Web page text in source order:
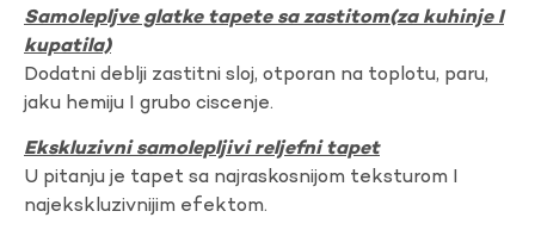
Samolepljve glatke tapete sa zastitom(za kuhinje I
kupatila)
Dodatni deblji zastitni sloj, otporan na toplotu, paru,
jaku hemiju I grubo ciscenje.
Ekskluzivni samolepljivi reljefni tapet
U pitanju je tapet sa najraskosnijom teksturom I
najekskluzivnijim efektom.